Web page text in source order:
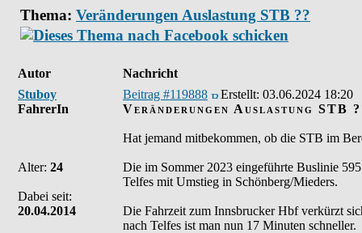
Thema: Veränderungen Auslastung STB ??
Autor
Nachricht
Stuboy
FahrerIn
Alter: 24
Dabei seit:
20.04.2014
Beitrag #119888 Erstellt: 03.06.2024 18:20
Veränderungen Auslastung STB
Hat jemand mitbekommen, ob die STB im
Die im Sommer 2023 eingeführte Buslinie
Telfes mit Umstieg in Schönberg/Mieders.
Die Fahrzeit zum Innsbrucker Hbf verkürzt
nach Telfes ist man nun 17 Minuten schneller.